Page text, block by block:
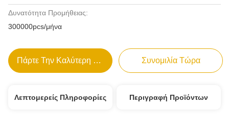
Δυνατότητα Προμήθειας:
300000pcs/μήνα
Πάρτε Την Καλύτερη Τιμή Συνομιλία Τώρα
Λεπτομερείς Πληροφορίες Περιγραφή Προϊόντων